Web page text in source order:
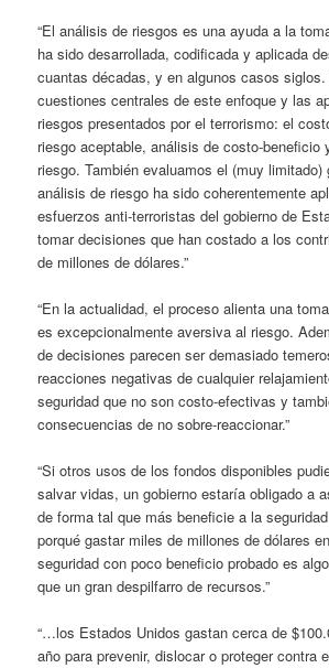
“El análisis de riesgos es una ayuda a la
ha sido desarrollada, codificada y aplicada
cuantas décadas, y en algunos casos
cuestiones centrales de este enfoque y las
riesgos presentados por el terrorismo: el
riesgo aceptable, análisis de costo-beneficio
riesgo. También evaluamos el (muy limitado)
análisis de riesgo ha sido coherentemente
esfuerzos anti-terroristas del gobierno de
tomar decisiones que han costado a los
de millones de dólares.”
“En la actualidad, el proceso alienta una
es excepcionalmente aversiva al riesgo.
de decisiones parecen ser demasiado
reacciones negativas de cualquier
seguridad que no son costo-efectivas y
consecuencias de no sobre-reaccionar.”
“Si otros usos de los fondos disponibles
salvar vidas, un gobierno estaría obligado a
de forma tal que más beneficie a la
porqué gastar miles de millones de dólares
seguridad con poco beneficio probado
que un gran despilfarro de recursos.”
“…los Estados Unidos gastan cerca de
año para prevenir, dislocar o proteger contra